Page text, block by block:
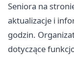
Seniora na
aktualizacje i
godzin.
dotyczące